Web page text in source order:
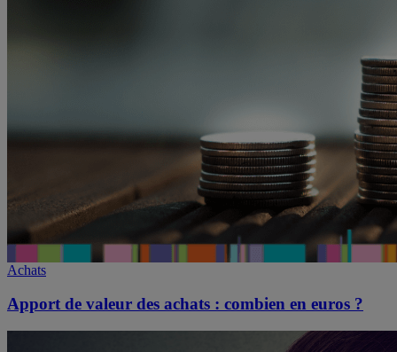
Achats
Apport de valeur des achats : combien en euros ?